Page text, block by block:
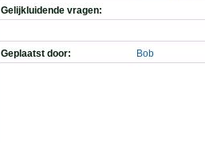
Gelijkluidende vragen:
Geplaatst door: Bob